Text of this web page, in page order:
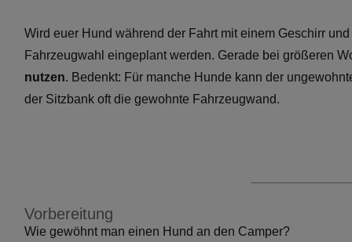
Wird euer Hund während der Fahrt mit einem Geschirr
Fahrzeugwahl eingeplant werden. Gerade bei größeren
nutzen. Bedenkt: Für manche Hunde kann der
der Sitzbank oft die gewohnte Fahrzeugwand.
Vorbereitung
Wie gewöhnt man einen Hund an den Camper?